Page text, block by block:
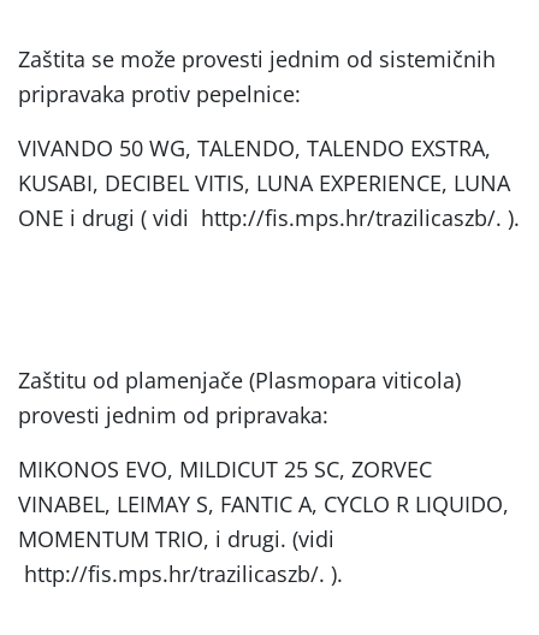
Zaštita se može provesti jednim od sistemičnih
pripravaka protiv pepelnice:
VIVANDO 50 WG, TALENDO, TALENDO EXSTRA,
KUSABI, DECIBEL VITIS, LUNA EXPERIENCE, LUNA
ONE i drugi ( vidi http://fis.mps.hr/trazilicaszb/. ).
Zaštitu od plamenjače (Plasmopara viticola)
provesti jednim od pripravaka:
MIKONOS EVO, MILDICUT 25 SC, ZORVEC
VINABEL, LEIMAY S, FANTIC A, CYCLO R LIQUIDO,
MOMENTUM TRIO, i drugi. (vidi
http://fis.mps.hr/trazilicaszb/. ).